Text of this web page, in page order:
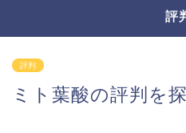
評
評判
ミト葉酸の評判を